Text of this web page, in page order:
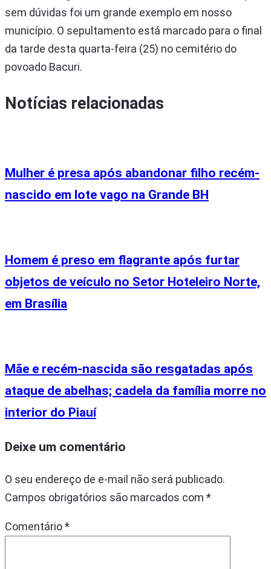
sem dúvidas foi um grande exemplo em nosso
município. O sepultamento está marcado para o final
da tarde desta quarta-feira (25) no cemitério do
povoado Bacuri.
Notícias relacionadas
Mulher é presa após abandonar filho recém-
nascido em lote vago na Grande BH
Homem é preso em flagrante após furtar
objetos de veículo no Setor Hoteleiro Norte,
em Brasília
Mãe e recém-nascida são resgatadas após
ataque de abelhas; cadela da família morre no
interior do Piauí
Deixe um comentário
O seu endereço de e-mail não será publicado.
Campos obrigatórios são marcados com *
Comentário*